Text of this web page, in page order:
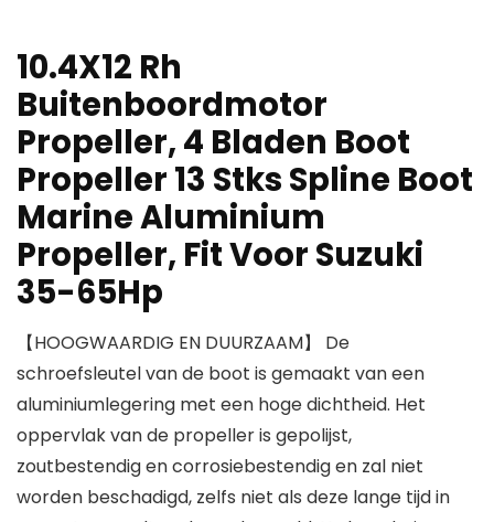
10.4X12 Rh
Buitenboordmotor
Propeller, 4 Bladen Boot
Propeller 13 Stks Spline Boot
Marine Aluminium
Propeller, Fit Voor Suzuki
35-65Hp
【HOOGWAARDIG EN DUURZAAM】 De
schroefsleutel van de boot is gemaakt van een
aluminiumlegering met een hoge dichtheid. Het
oppervlak van de propeller is gepolijst,
zoutbestendig en corrosiebestendig en zal niet
worden beschadigd, zelfs niet als deze lange tijd in